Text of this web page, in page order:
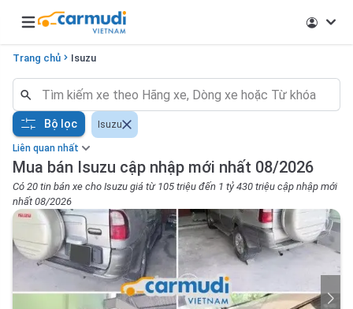
Open main menu
Trang chủ Isuzu
Liên quan nhất
Mua bán Isuzu cập nhập mới nhất 08/2026
Có 20 tin bán xe cho Isuzu giá từ 105 triệu đến 1 tỷ 430 triệu cập nhập mới
nhất 08/2026
Bộ lọc Isuzu